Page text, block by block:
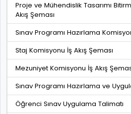
Proje ve Mühendislik Tasarımı
Akış Şeması
Sınav Programı Hazırlama
Staj Komisyonu İş Akış Şeması
Mezuniyet Komisyonu İş Akış
Sınav Programı Hazırlama ve
Öğrenci Sınav Uygulama Talimatı